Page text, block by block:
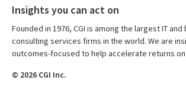
Insights you can act on
Founded in 1976, CGI is among the largest IT and
consulting services firms in the world. We are
outcomes-focused to help accelerate returns
© 2026 CGI Inc.